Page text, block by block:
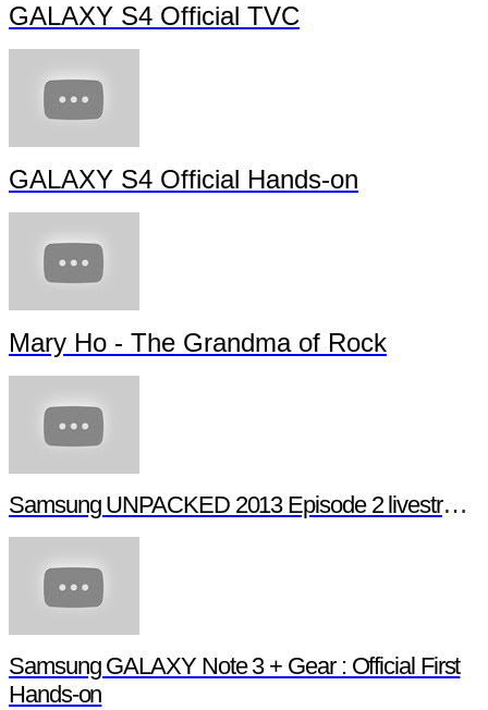
GALAXY S4 Official TVC
GALAXY S4 Official Hands-on
Mary Ho - The Grandma of Rock
Samsung UNPACKED 2013 Episode 2 livestream (full length)
Samsung GALAXY Note 3 + Gear : Official First
Hands-on